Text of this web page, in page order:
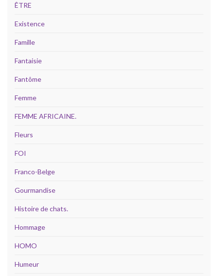
ÊTRE
Existence
Famille
Fantaisie
Fantôme
Femme
FEMME AFRICAINE.
Fleurs
FOI
Franco-Belge
Gourmandise
Histoire de chats.
Hommage
HOMO
Humeur